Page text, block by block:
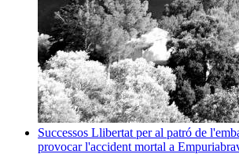
Successos Llibertat per al patró de
provocar l'accident mortal a